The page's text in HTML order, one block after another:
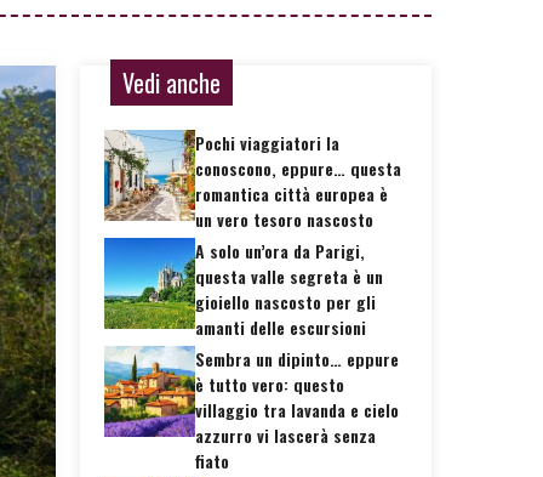
Vedi anche
Pochi viaggiatori la
conoscono, eppure… questa
romantica città europea è
un vero tesoro nascosto
A solo un’ora da Parigi,
questa valle segreta è un
gioiello nascosto per gli
amanti delle escursioni
Sembra un dipinto… eppure
è tutto vero: questo
villaggio tra lavanda e cielo
azzurro vi lascerà senza
fiato